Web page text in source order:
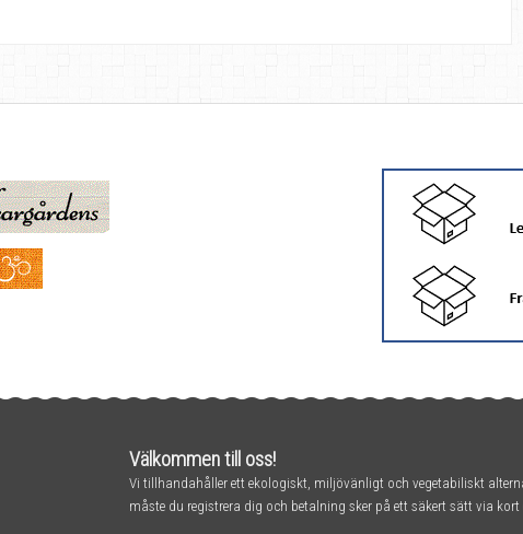
Välkommen till oss!
Vi tillhandahåller ett ekologiskt, miljövänligt och vegetabiliskt
måste du registrera dig och betalning sker på ett säkert sätt via kort